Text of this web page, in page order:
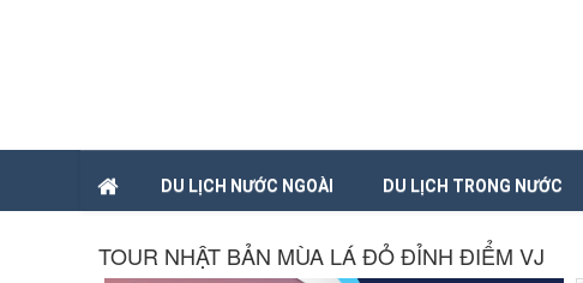
DU LỊCH NƯỚC NGOÀI DU LỊCH TRONG NƯỚC
TOUR NHẬT BẢN MÙA LÁ ĐỎ ĐỈNH ĐIỂM VJ